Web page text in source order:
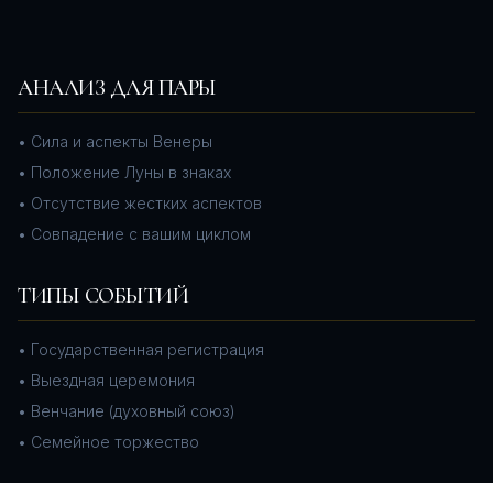
АНАЛИЗ ДЛЯ ПАРЫ
• Сила и аспекты Венеры
• Положение Луны в знаках
• Отсутствие жестких аспектов
• Совпадение с вашим циклом
ТИПЫ СОБЫТИЙ
• Государственная регистрация
• Выездная церемония
• Венчание (духовный союз)
• Семейное торжество